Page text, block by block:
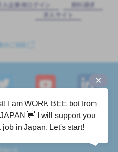
⼈企業様ログイン
資料請求
求⼈サイト
のご相談
Sign in
I am WORK BEE bot from
👋 I will support you
job in Japan. Let's start!